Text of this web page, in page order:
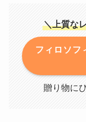
＼上質な
フィロソフ
贈り物に